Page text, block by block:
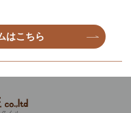
はこちら